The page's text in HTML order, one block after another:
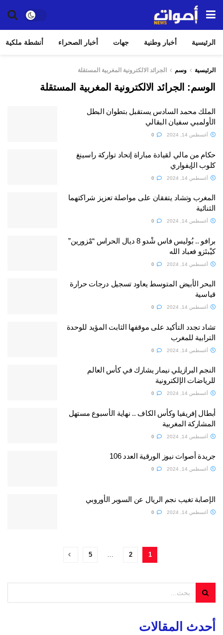
الرئيسية أخبار وطنية جهات أخبار الصحراء أنشطة ملكية
الرئيسية وسم الجرائد الالكترونية المغربية المستقلة
الوسم: الجرائد الالكترونية المغربية المستقلة
الملك محمد السادس يستقبل بتطوان البطل
الأولمبي سفيان البقالي
أغسطس 14, 2024
حكام من مالي لقيادة مباراة إتحاد تواركة راسينغ
كلوب الإيفواري
أغسطس 14, 2024
المغرب وتشاد يتفقان على مواصلة تعزيز شراكتهما
الثنائية
أغسطس 14, 2024
برافو .. بُوليس فاس شْدو 8 ديال الحراس “مْزورين”
كيْبتَزو فعباد الله
أغسطس 14, 2024
البحر الأبيض المتوسط يعاود تسجيل درجات حرارة
قياسية
أغسطس 14, 2024
تشاد تجدد التأكيد على موقفها الثابت المؤيد للوحدة
الترابية للمغرب
أغسطس 14, 2024
النجم البرازيلي نيمار يشارك في كأس العالم
للرياضات الإلكترونية
أغسطس 14, 2024
أبطال إفريقيا وكأس الكاف .. نهاية الأسبوع مستهل
المشاركة المغربية
أغسطس 14, 2024
جريدة أصوات نيوز الورقية العدد 106
أغسطس 14, 2024
الإصابة تغيب نجم الريال عن السوبر الأوروبي
أغسطس 14, 2024
1
2
…
5
أحدث المقالات